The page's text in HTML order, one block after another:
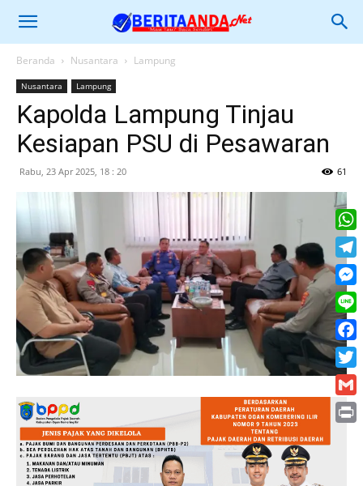
Beranda Nusantara Lampung
Nusantara Lampung
Kapolda Lampung Tinjau
Kesiapan PSU di Pesawaran
Rabu, 23 Apr 2025, 18 : 20 61
Line